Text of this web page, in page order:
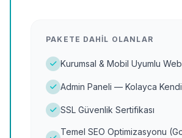
PAKETE DAHIL OLANLAR
Kurumsal & Mobil Uyumlu
Admin Paneli — Kolayca
SSL Güvenlik Sertifikası
Temel SEO Optimizasyonu